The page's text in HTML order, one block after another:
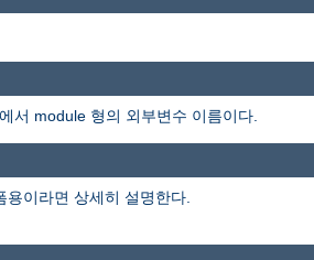
서 module 형의 외부변수 이름이다.
이라면 상세히 설명한다.